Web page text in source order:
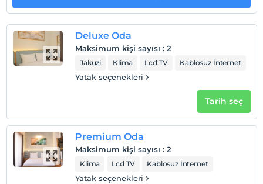
Evcil Hayvan
Sigara
Odalarda sigara içilmez
Tesisimizde 17 yaş altı çocuklar konaklayamaz
Deluxe Oda
Maksimum kişi sayısı : 2
Jakuzi Klima Lcd TV Kablosuz İnternet
Yatak seçenekleri
Tarih seç
Premium Oda
Maksimum kişi sayısı : 2
Klima Lcd TV Kablosuz İnternet
Yatak seçenekleri